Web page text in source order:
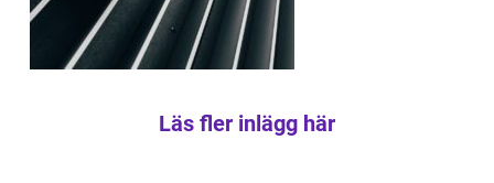
Läs fler inlägg här